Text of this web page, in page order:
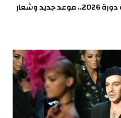
الموريكس دور تكشف هوية دورة 2026.. موعد جديد وشعار